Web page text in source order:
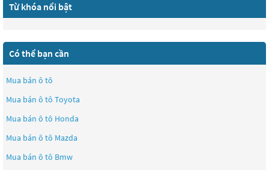
Từ khóa nổi bật
Có thể bạn cần
Mua bán ô tô
Mua bán ô tô Toyota
Mua bán ô tô Honda
Mua bán ô tô Mazda
Mua bán ô tô Bmw